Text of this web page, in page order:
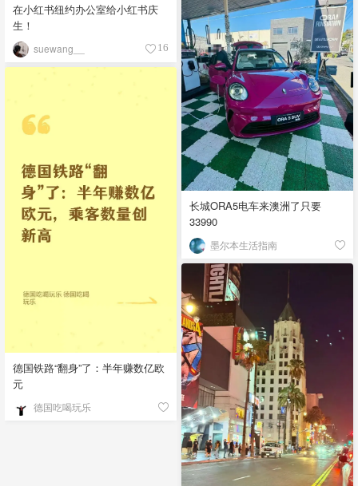
在小红书纽约办公室给小红书庆
生！
suewang__ 16
长城ORA5电车来澳洲了只要
33990
墨尔本生活指南
德国铁路“翻身”了：半年赚数亿欧
元
德国吃喝玩乐